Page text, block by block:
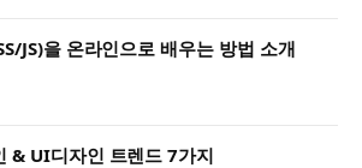
JS)을 온라인으로 배우는 방법 소개
& UI디자인 트렌드 7가지